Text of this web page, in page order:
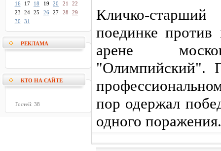
16
17 18 19 20 21
22
23
24 25 26 27 28
29
30
31
РЕКЛАМА
КТО НА САЙТЕ
Гостей: 38
Кличко-
поединке
арене
"Олимпийский".
пор одержал
одного поражения.